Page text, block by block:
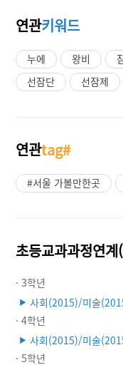
연관키워드
누에 왕비
선잠단
선잠제
연관tag#
#서울 가볼만한곳
초등교과과정연
· 3학년
▶ 사회(2015)/미술
· 4학년
▶ 사회(2015)/미술
· 5학년